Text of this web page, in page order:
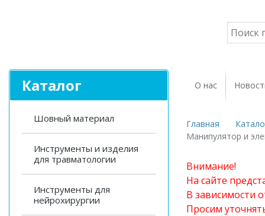
Каталог
Шовный материал
Инструменты и изделия
для травматологии
Инструменты для
нейрохирургии
О нас
Главная
Манипулятор и
Внимание!
На сайте
В зависимости
Просим